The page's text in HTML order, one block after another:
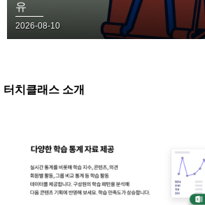
유
2026-08-10
터치클래스 소개